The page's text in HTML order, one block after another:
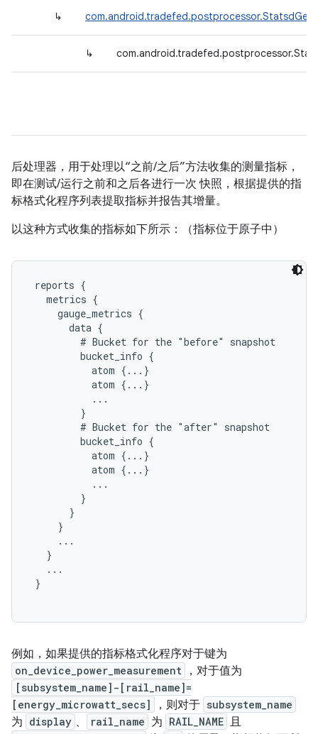
↳
↳
后处理器，用于处理以“之前/之后”方法收集的测量指标，
即在测试/运行之前和之后各进行一次 快照，根据提供的指
标格式化程序列表提取指标并报告其增量。
以这种方式收集的指标如下所示：（指标位于原子中）
reports {
   metrics {
     gauge_metrics {
       data {
         # Bucket for the "before" snapshot
         bucket_info {
           atom {...}
           atom {...}
           ...
         }
         # Bucket for the "after" snapshot
         bucket_info {
           atom {...}
           atom {...}
           ...
         }
       }
     }
     ...
   }
   ...
}
例如，如果提供的指标格式化程序对于键为
on_device_power_measurement ，对于值为
[subsystem_name]-[rail_name]=
[energy_microwatt_secs]
，则对于 subsystem_name
为 display 、 rail_name 为 RAIL_NAME 且